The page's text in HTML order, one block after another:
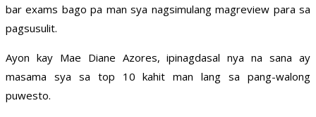
bar exams bago pa man sya nagsimulang magreview para sa
pagsusulit.
Ayon kay Mae Diane Azores, ipinagdasal nya na sana ay
masama sya sa top 10 kahit man lang sa pang-walong
puwesto.